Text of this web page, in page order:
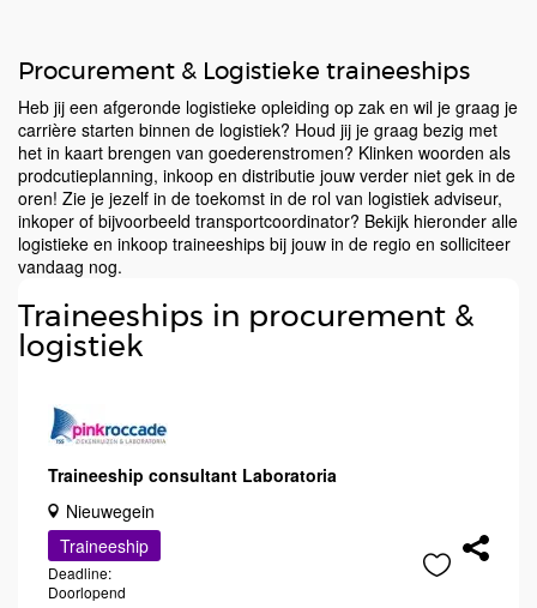
Procurement & Logistieke traineeships
Heb jij een afgeronde logistieke opleiding op zak en wil je graag je
carrière starten binnen de logistiek? Houd jij je graag bezig met
het in kaart brengen van goederenstromen? Klinken woorden als
prodcutieplanning, inkoop en distributie jouw verder niet gek in de
oren! Zie je jezelf in de toekomst in de rol van logistiek adviseur,
inkoper of bijvoorbeeld transportcoordinator? Bekijk hieronder alle
logistieke en inkoop traineeships bij jouw in de regio en solliciteer
vandaag nog.
Traineeships in procurement &
logistiek
Traineeship consultant Laboratoria
Nieuwegein
Traineeship
Deadline:
Doorlopend